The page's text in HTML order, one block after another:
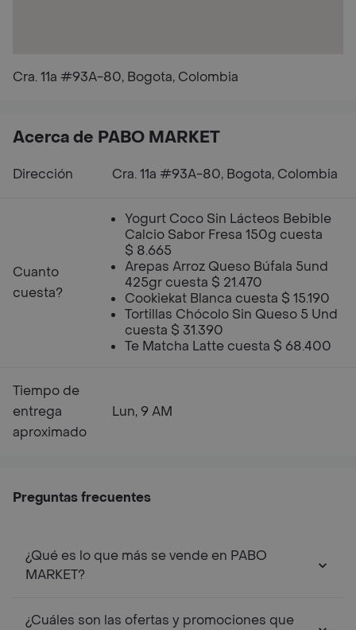
Cra. 11a #93A-80, Bogota, Colombia
Acerca de PABO MARKET
Dirección Cra. 11a #93A-80, Bogota, Colombia
Cuanto
cuesta?
Yogurt Coco Sin Lácteos Bebible
Calcio Sabor Fresa 150g cuesta
$ 8.665
Arepas Arroz Queso Búfala 5und
425gr cuesta $ 21.470
Cookiekat Blanca cuesta $ 15.190
Tortillas Chócolo Sin Queso 5 Und
cuesta $ 31.390
Te Matcha Latte cuesta $ 68.400
Tiempo de
entrega
aproximado
Lun, 9 AM
Preguntas frecuentes
¿Qué es lo que más se vende en PABO
MARKET?
¿Cuáles son las ofertas y promociones que